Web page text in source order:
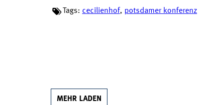
Tags: cecilienhof, potsdamer konferenz
MEHR LADEN